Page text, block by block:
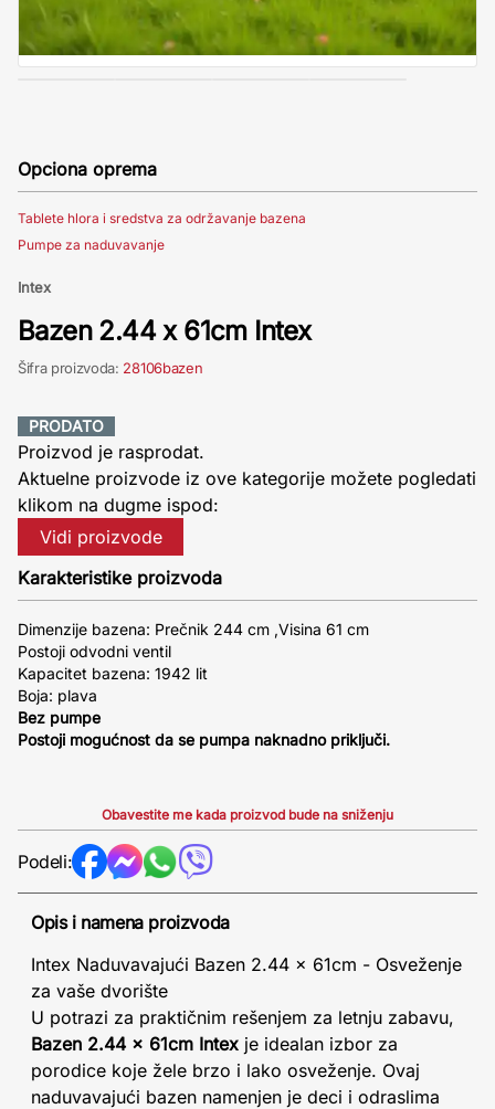
Opciona oprema
Tablete hlora i sredstva za održavanje bazena
Pumpe za naduvavanje
Intex
Bazen 2.44 x 61cm Intex
Šifra proizvoda: 28106bazen
PRODATO
Proizvod je rasprodat.
Aktuelne proizvode iz ove kategorije možete pogledati
klikom na dugme ispod:
Vidi proizvode
Karakteristike proizvoda
Dimenzije bazena: Prečnik 244 cm ,Visina 61 cm
Postoji odvodni ventil
Kapacitet bazena: 1942 lit
Boja: plava
Bez pumpe
Postoji mogućnost da se pumpa naknadno priključi.
Obavestite me kada proizvod bude na sniženju
Podeli:
Opis i namena proizvoda
Intex Naduvavajući Bazen 2.44 x 61cm - Osveženje
za vaše dvorište
U potrazi za praktičnim rešenjem za letnju zabavu,
Bazen 2.44 x 61cm Intex je idealan izbor za
porodice koje žele brzo i lako osveženje. Ovaj
naduvavajući bazen namenjen je deci i odraslima